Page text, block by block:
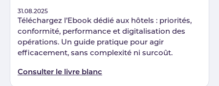
Published
31.08.2025
Téléchargez l’Ebook dédié aux hôtels : priorités,
conformité, performance et digitalisation des
opérations. Un guide pratique pour agir
efficacement, sans complexité ni surcoût.
Consulter le livre blanc